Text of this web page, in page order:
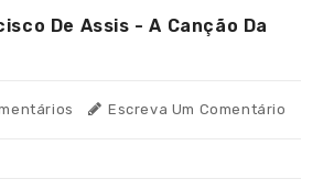
De Assis - A Canção Da
Escreva Um Comentário